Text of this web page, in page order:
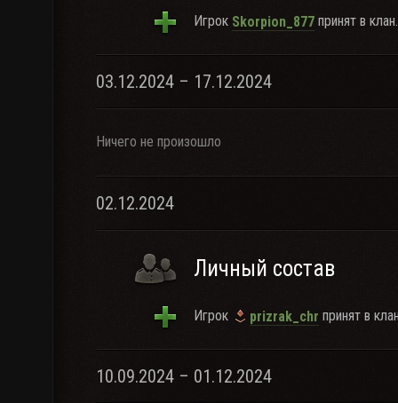
Игрок Skorpion_877 принят в клан.
03.12.2024 – 17.12.2024
Ничего не произошло
02.12.2024
Личный состав
Игрок prizrak_chr принят в
10.09.2024 – 01.12.2024